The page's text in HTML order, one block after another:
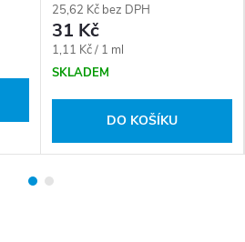
25,62 Kč bez DPH
31 Kč
Měrná
cena:
1,11 Kč / 1 ml
SKLADEM
DO KOŠÍKU